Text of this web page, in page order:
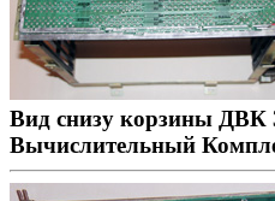
Вид снизу корзины
Вычислительный